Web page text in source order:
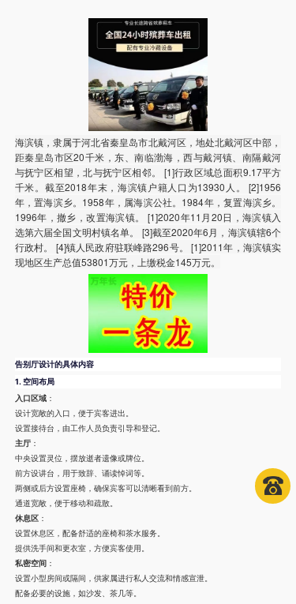
海滨镇，隶属于河北省秦皇岛市北戴河区，地处北戴河区中部，
距秦皇岛市区20千米，东、南临渤海，西与戴河镇、南隔戴河
与抚宁区相望，北与抚宁区相邻。 [1]行政区域总面积9.17平方
千米。截至2018年末，海滨镇户籍人口为13930人。 [2]1956
年，置海滨乡。1958年，属海滨公社。1984年，复置海滨乡。
1996年，撤乡，改置海滨镇。 [1]2020年11月20日，海滨镇入
选第六届全国文明村镇名单。 [3]截至2020年6月，海滨镇辖6个
行政村。 [4]镇人民政府驻联峰路296号。 [1]2011年，海滨镇实
现地区生产总值53801万元，上缴税金145万元。
告别厅设计的具体内容
1.空间布局
入口区域：
设计宽敞的入口，便于宾客进出。
设置接待台，由工作人员负责引导和登记。
主厅：
中央设置灵位，摆放逝者遗像或牌位。
前方设讲台，用于致辞、诵读悼词等。
两侧或后方设置座椅，确保宾客可以清晰看到前方。
通道宽敞，便于移动和疏散。
休息区：
设置休息区，配备舒适的座椅和茶水服务。
提供洗手间和更衣室，方便宾客使用。
私密空间 ：
设置小型房间或隔间，供家属进行私人交流和情感宣泄。
配备必要的设施，如沙发、茶几等。